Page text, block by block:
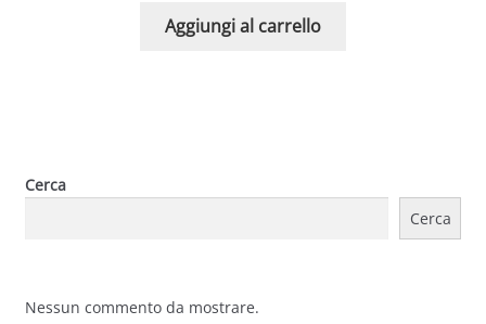
Aggiungi al carrello
Cerca
Cerca
Nessun commento da mostrare.